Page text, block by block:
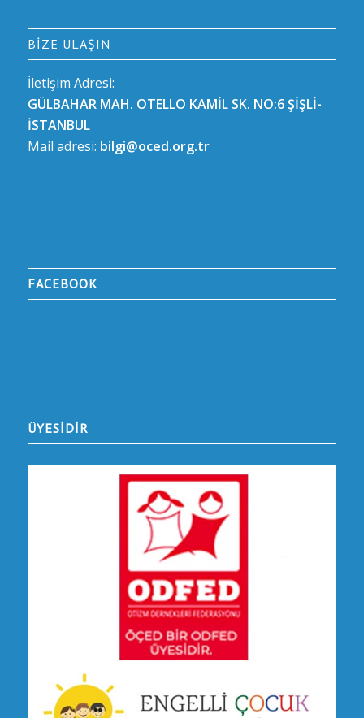
BIZE ULAŞIN
İletişim Adresi:
GÜLBAHAR MAH. OTELLO KAMİL SK. NO:6 ŞİŞLİ-
İSTANBUL
Mail adresi: bilgi@oced.org.tr
FACEBOOK
ÜYESİDİR